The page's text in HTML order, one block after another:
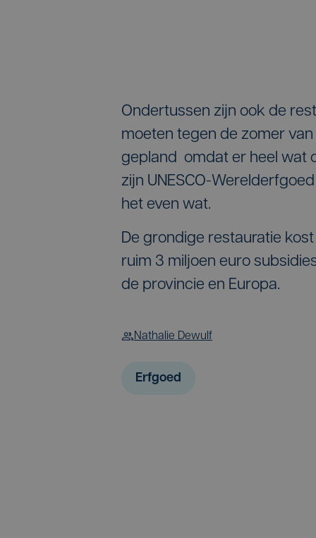
Ondertussen zijn ook de
moeten tegen de zomer
gepland omdat er heel wat
zijn UNESCO-
het even wat.
De grondige restauratie
ruim 3 miljoen euro
de provincie en Europa.
Nathalie Dewulf
Erfgoed